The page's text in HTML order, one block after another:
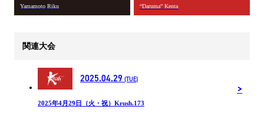
Yamamoto Riku “Daruma” Kenta
関連大会
2025.04.29 (TUE)
2025年4月29日（火・祝）Krush.173